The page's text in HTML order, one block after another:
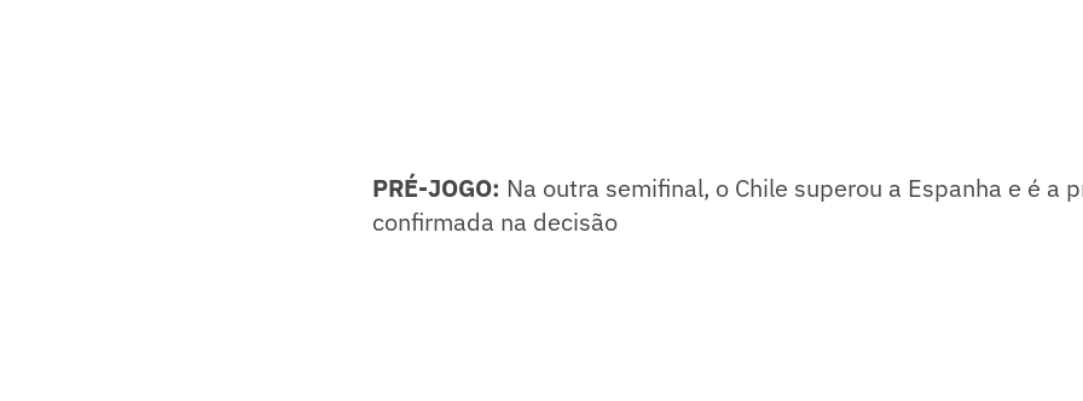
PRÉ-JOGO: Na outra semifinal, o Chile superou a Espanha e é a
confirmada na decisão